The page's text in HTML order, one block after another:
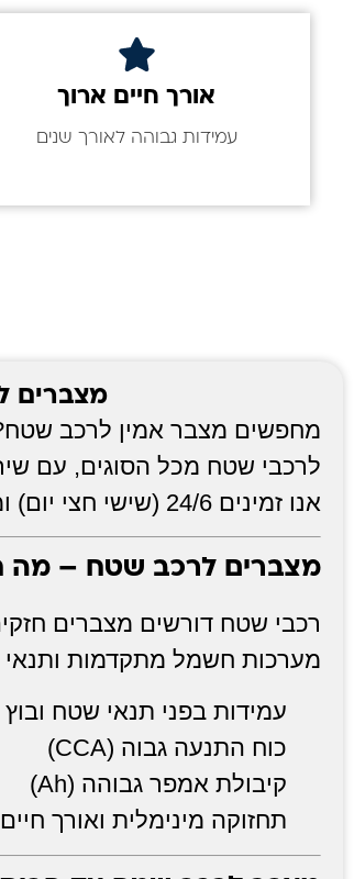
אורך חיים ארוך
עמידות גבוהה לאורך שנים
מצברים
מחפשים מצבר אמין לרכב
לרכבי שטח מכל הסוגים, עם
אנו זמינים 24/6 (שישי חצי יום) ומגיעים עד אליך תוך 30 דקות.
מצברים לרכב שטח – מה
רכבי שטח דורשים מצברים
מערכות חשמל מתקדמות ותנאי
עמידות בפני תנאי שטח ובוץ
כוח התנעה גבוה (CCA)
קיבולת אמפר גבוהה (Ah)
תחזוקה מינימלית ואורך